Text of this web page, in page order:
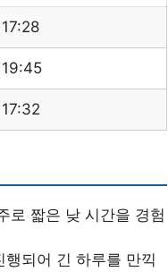
17:28
19:45
17:32
로 짧은 낮 시간을 경험
되어 긴 하루를 만끽